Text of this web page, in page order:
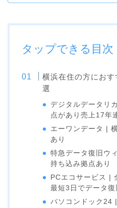
タップできる目次
横浜在住の方にお
選
デジタルデータリ
点があり売上17年
エーワンデータ |
あり
特急データ復旧ウ
持ち込み拠点あり
PCエコサービス |
最短3日でデータ復
パソコンドック24